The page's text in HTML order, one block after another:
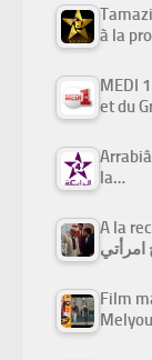
à la
MEDI
et du
la…
A la
Film